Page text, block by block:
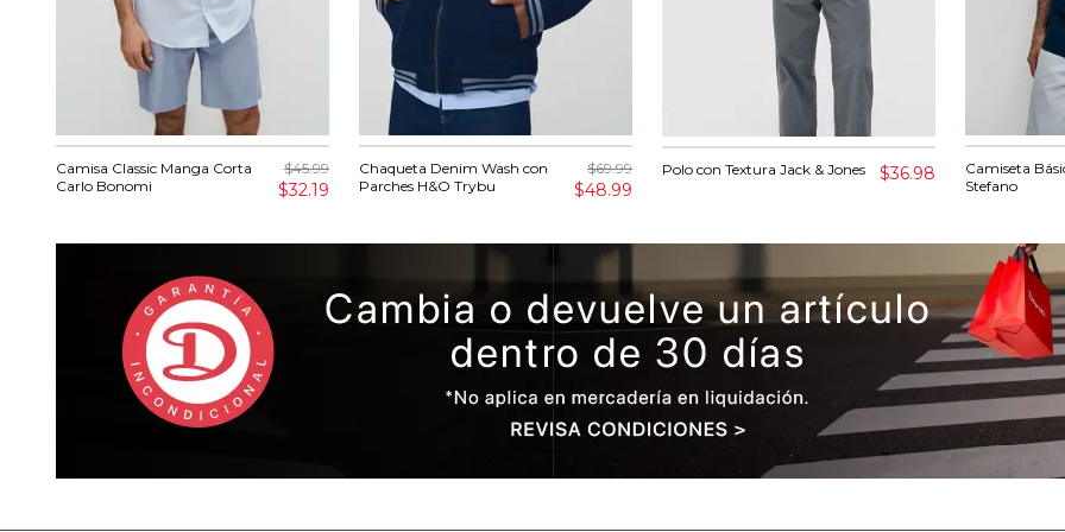
Camisa Classic Manga Corta
Carlo Bonomi
$45.99
$32.19
Chaqueta Denim Wash con
Parches H&O Trybu
$69.99
$48.99
Polo con Textura Jack & Jones $36.98
Camiseta
Stefano